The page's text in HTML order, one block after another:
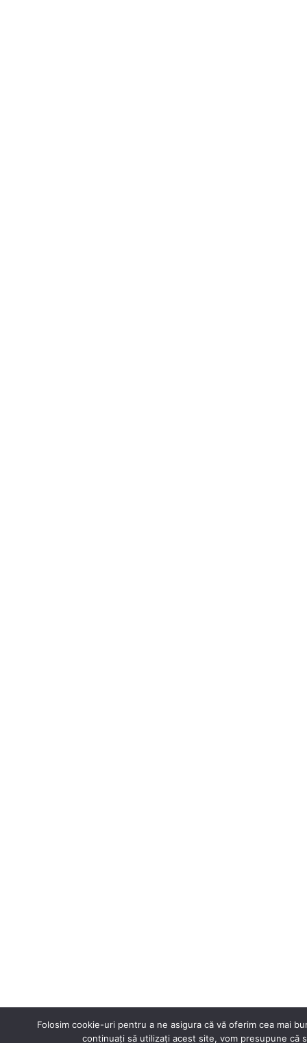
Folosim cookie-uri pentru a ne asigura că vă oferim cea mai
continuați să utilizați acest site, vom presupune că